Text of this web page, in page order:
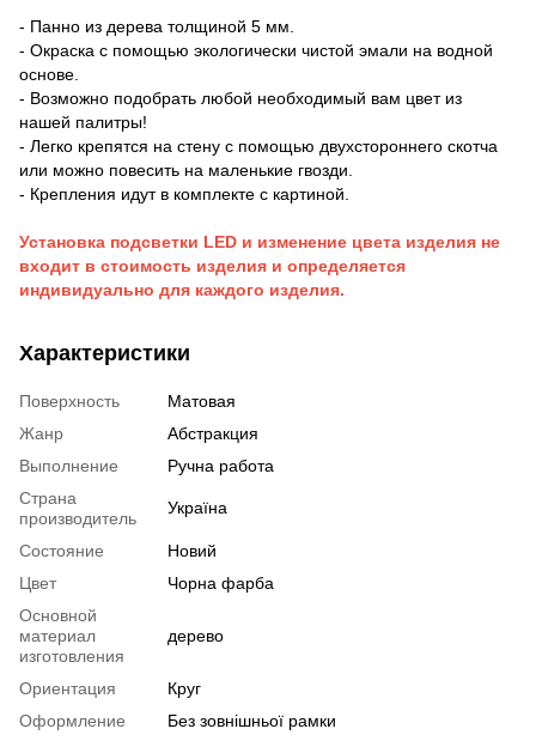
- Панно из дерева толщиной 5 мм.
- Окраска с помощью экологически чистой эмали на водной
основе.
- Возможно подобрать любой необходимый вам цвет из
нашей палитры!
- Легко крепятся на стену с помощью двухстороннего скотча
или можно повесить на маленькие гвозди.
- Крепления идут в комплекте с картиной.
Установка подсветки LED и изменение цвета изделия не
входит в стоимость изделия и определяется
индивидуально для каждого изделия.
Характеристики
Поверхность
Матовая
Жанр
Абстракция
Выполнение
Ручна работа
Страна
производитель
Україна
Состояние
Новий
Цвет
Чорна фарба
Основной
материал
изготовления
дерево
Ориентация
Круг
Оформление
Без зовнішньої рамки